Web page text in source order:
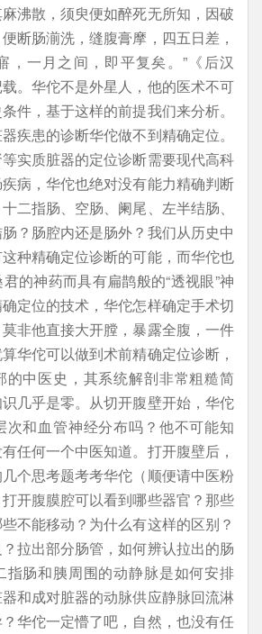
沸散，须臾便如醉死无所知，因破
断肠湔洗，缝腹膏摩，四五日差，
，一月之间，即平复矣。”《后汉
。华佗不是外星人，他的医术不可
件，基于这样的前提我们来分析。
疾患的诊断华佗做不到精确定位。
实质脏器的定位诊断需要现代高科
病，华佗也绝对没有能力精确判断
二指肠、空肠、阑尾、左半结肠、
？肠腔内还是肠外？我们从历史中
种精确定位诊断的可能，而华佗也
的神药而具有扁鹊般的“透视眼”神
定位的技术，华佗怎样确定手术切
非他直接大开膛，暴露全腹，一件
华佗可以做到术前精确定位诊断，
的中医史，其系统解剖非常粗糙简
几乎是零。从切开腹壁开始，华佗
次和血管神经分布吗？他不可能知
任何一个中医知道。打开腹壁后，
个思考题考考华佗（顺便请中医粉
开腹膜腔可以看到哪些器官？那些
不能移动？为什么有这样的区别？
拉出部分肠管，如何辨认拉出的肠
指肠和胰周围的动静脉是如何安排
和成对脏器的动脉供应静脉回流淋
华佗一定懵了吧，自然，也没有任